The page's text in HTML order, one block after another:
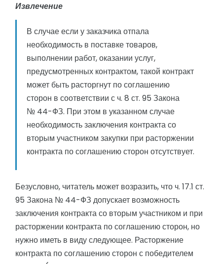
Извлечение
В случае если у заказчика отпала
необходимость в поставке товаров,
выполнении работ, оказании услуг,
предусмотренных контрактом, такой контракт
может быть расторгнут по соглашению
сторон в соответствии с ч. 8 ст. 95 Закона
№ 44-ФЗ. При этом в указанном случае
необходимость заключения контракта со
вторым участником закупки при расторжении
контракта по соглашению сторон отсутствует.
Безусловно, читатель может возразить, что ч. 17.1 ст.
95 Закона № 44-ФЗ допускает возможность
заключения контракта со вторым участником и при
расторжении контракта по соглашению сторон, но
нужно иметь в виду следующее. Расторжение
контракта по соглашению сторон с победителем